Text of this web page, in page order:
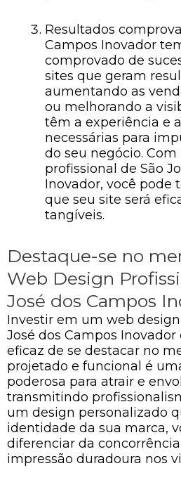
Resultados
Campos Inovador
comprovado de
sites que geram
aumentando as
ou melhorando a
têm a experiência e
necessárias para
do seu negócio.
profissional de São
Inovador, você pode
que seu site será
tangíveis.
Destaque-se no
Web Design
José dos Campos
Investir em um web
José dos Campos
eficaz de se destacar no
projetado e funcional é
poderosa para atrair e
transmitindo
um design personalizado
identidade da sua marca,
diferenciar da
impressão duradoura nos